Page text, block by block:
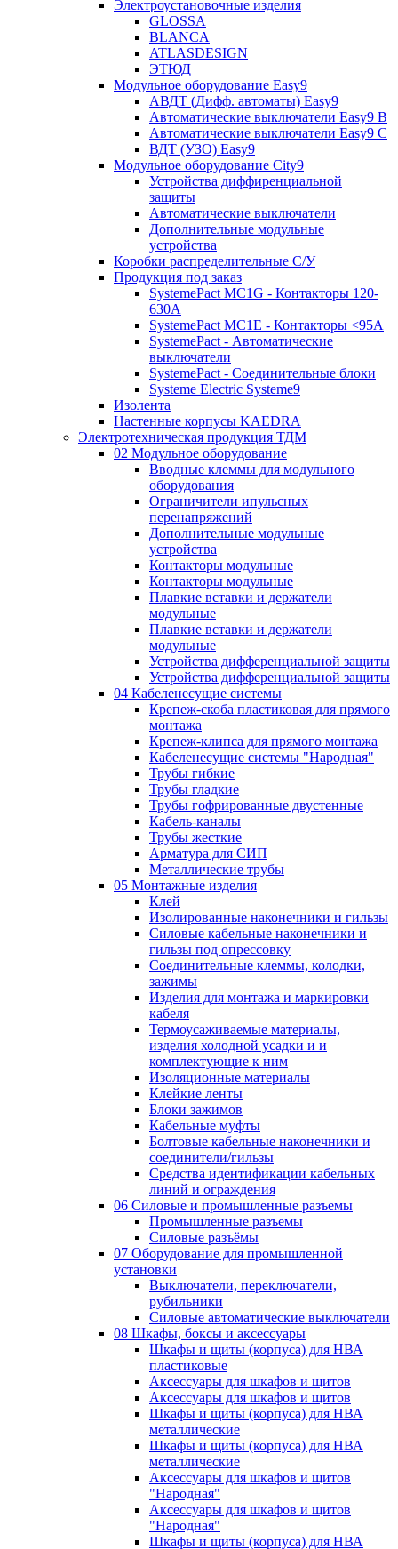
Электроустановочные изделия
GLOSSA
BLANCA
ATLASDESIGN
ЭТЮД
Модульное оборудование Easy9
АВДТ (Дифф. автоматы) Easy9
Автоматические выключатели Easy9 В
Автоматические выключатели Easy9 С
ВДТ (УЗО) Easy9
Модульное оборудование City9
Устройства диффиренциальной
защиты
Автоматические выключатели
Дополнительные модульные
устройства
Коробки распределительные C/У
Продукция под заказ
SystemePact MC1G - Контакторы 120-
630A
SystemePact MC1E - Контакторы <95A
SystemePact - Автоматические
выключатели
SystemePact - Соединительные блоки
Systeme Electric Systeme9
Изолента
Настенные корпусы KAEDRA
Электротехническая продукция ТДМ
02 Модульное оборудование
Вводные клеммы для модульного
оборудования
Ограничители ипульсных
перенапряжений
Дополнительные модульные
устройства
Контакторы модульные
Контакторы модульные
Плавкие вставки и держатели
модульные
Плавкие вставки и держатели
модульные
Устройства дифференциальной защиты
Устройства дифференциальной защиты
04 Кабеленесущие системы
Крепеж-скоба пластиковая для прямого
монтажа
Крепеж-клипса для прямого монтажа
Кабеленесущие системы "Народная"
Трубы гибкие
Трубы гладкие
Трубы гофрированные двустенные
Кабель-каналы
Трубы жесткие
Арматура для СИП
Металлические трубы
05 Монтажные изделия
Клей
Изолированные наконечники и гильзы
Силовые кабельные наконечники и
гильзы под опрессовку
Соединительные клеммы, колодки,
зажимы
Изделия для монтажа и маркировки
кабеля
Термоусаживаемые материалы,
изделия холодной усадки и и
комплектующие к ним
Изоляционные материалы
Клейкие ленты
Блоки зажимов
Кабельные муфты
Болтовые кабельные наконечники и
соединители/гильзы
Средства идентификации кабельных
линий и ограждения
06 Силовые и промышленные разъемы
Промышленные разъемы
Силовые разъёмы
07 Оборудование для промышленной
установки
Выключатели, переключатели,
рубильники
Силовые автоматические выключатели
08 Шкафы, боксы и аксессуары
Шкафы и щиты (корпуса) для НВА
пластиковые
Аксессуары для шкафов и щитов
Аксессуары для шкафов и щитов
Шкафы и щиты (корпуса) для НВА
металлические
Шкафы и щиты (корпуса) для НВА
металлические
Аксессуары для шкафов и щитов
"Народная"
Аксессуары для шкафов и щитов
"Народная"
Шкафы и щиты (корпуса) для НВА